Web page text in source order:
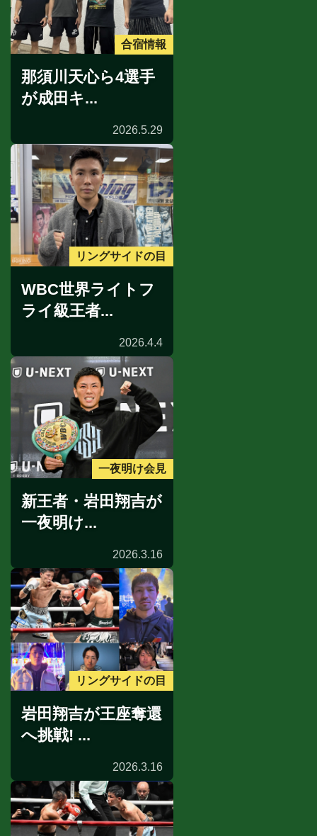
合宿情報
那須川天心ら4選手
が成田キ...
2026.5.29
リングサイドの目
WBC世界ライトフ
ライ級王者...
2026.4.4
一夜明け会見
新王者・岩田翔吉が
一夜明け...
2026.3.16
リングサイドの目
岩田翔吉が王座奪還
へ挑戦! ...
2026.3.16